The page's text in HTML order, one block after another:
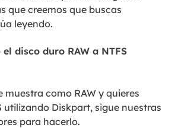
que creemos que buscas
leyendo.
disco duro RAW a NTFS
muestra como RAW y quieres
utilizando Diskpart, sigue nuestras
para hacerlo.